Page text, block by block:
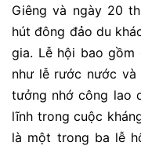
Giêng và ngày 20
hút đông đảo du
gia. Lễ hội bao gồm
như lễ rước nước
tưởng nhớ công lao
lĩnh trong cuộc
là một trong ba lễ